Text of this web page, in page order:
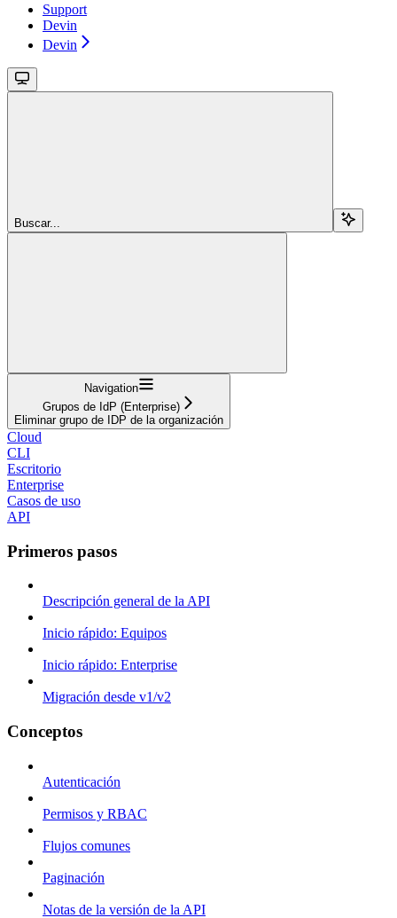
Support
Devin
Devin
Buscar...
Navigation
Grupos de IdP (Enterprise)
Eliminar grupo de IDP de la organización
Cloud
CLI
Escritorio
Enterprise
Casos de uso
API
Primeros pasos
Descripción general de la API
Inicio rápido: Equipos
Inicio rápido: Enterprise
Migración desde v1/v2
Conceptos
Autenticación
Permisos y RBAC
Flujos comunes
Paginación
Notas de la versión de la API